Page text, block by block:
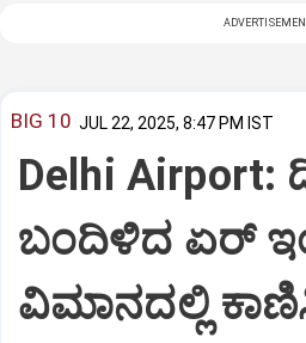
BIG 10 JUL 22, 2025, 8:47 PM IST
Delhi Airport:
ಬಂದಿಳಿದ ಏರ್‌
ವಿಮಾನದಲ್ಲಿ